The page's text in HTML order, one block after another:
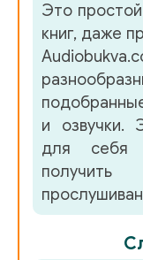
Это
книг, даже
и озвучки.
для себя